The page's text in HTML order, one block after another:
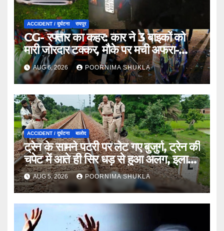
ACCIDENT / दुर्घटना रायपुर
CG- रफ्तार का कहर: कार ने 3 बाइकों को
मारी जोरदार टक्कर, मौके पर मची अफरा-
तफरी…
AUG 6, 2026 POORNIMA SHUKLA
ACCIDENT / दुर्घटना बालोद
ट्रेन के सामने पटरी पर लेट गए बुजुर्ग, ट्रेन की
चपेट में आते ही सिर धड़ से हुआ अलग, इलाके
में सनसनी…
AUG 5, 2026 POORNIMA SHUKLA